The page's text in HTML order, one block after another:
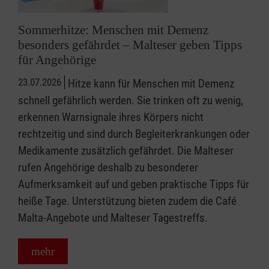
Sommerhitze: Menschen mit Demenz
besonders gefährdet – Malteser geben Tipps
für Angehörige
23.07.2026 Hitze kann für Menschen mit Demenz
schnell gefährlich werden. Sie trinken oft zu wenig,
erkennen Warnsignale ihres Körpers nicht
rechtzeitig und sind durch Begleiterkrankungen oder
Medikamente zusätzlich gefährdet. Die Malteser
rufen Angehörige deshalb zu besonderer
Aufmerksamkeit auf und geben praktische Tipps für
heiße Tage. Unterstützung bieten zudem die Café
Malta-Angebote und Malteser Tagestreffs.
mehr